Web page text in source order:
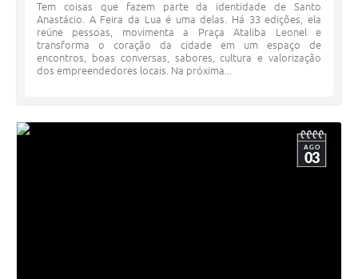
Tem coisas que fazem parte da identidade de Santo
Anastácio. A Feira da Lua é uma delas. Há 33 edições, ela
reúne pessoas, movimenta a Praça Ataliba Leonel e
transforma o coração da cidade em um espaço de
encontros, boas conversas, sabores, cultura e valorização
dos empreendedores locais. Na próxima...
AGO
03